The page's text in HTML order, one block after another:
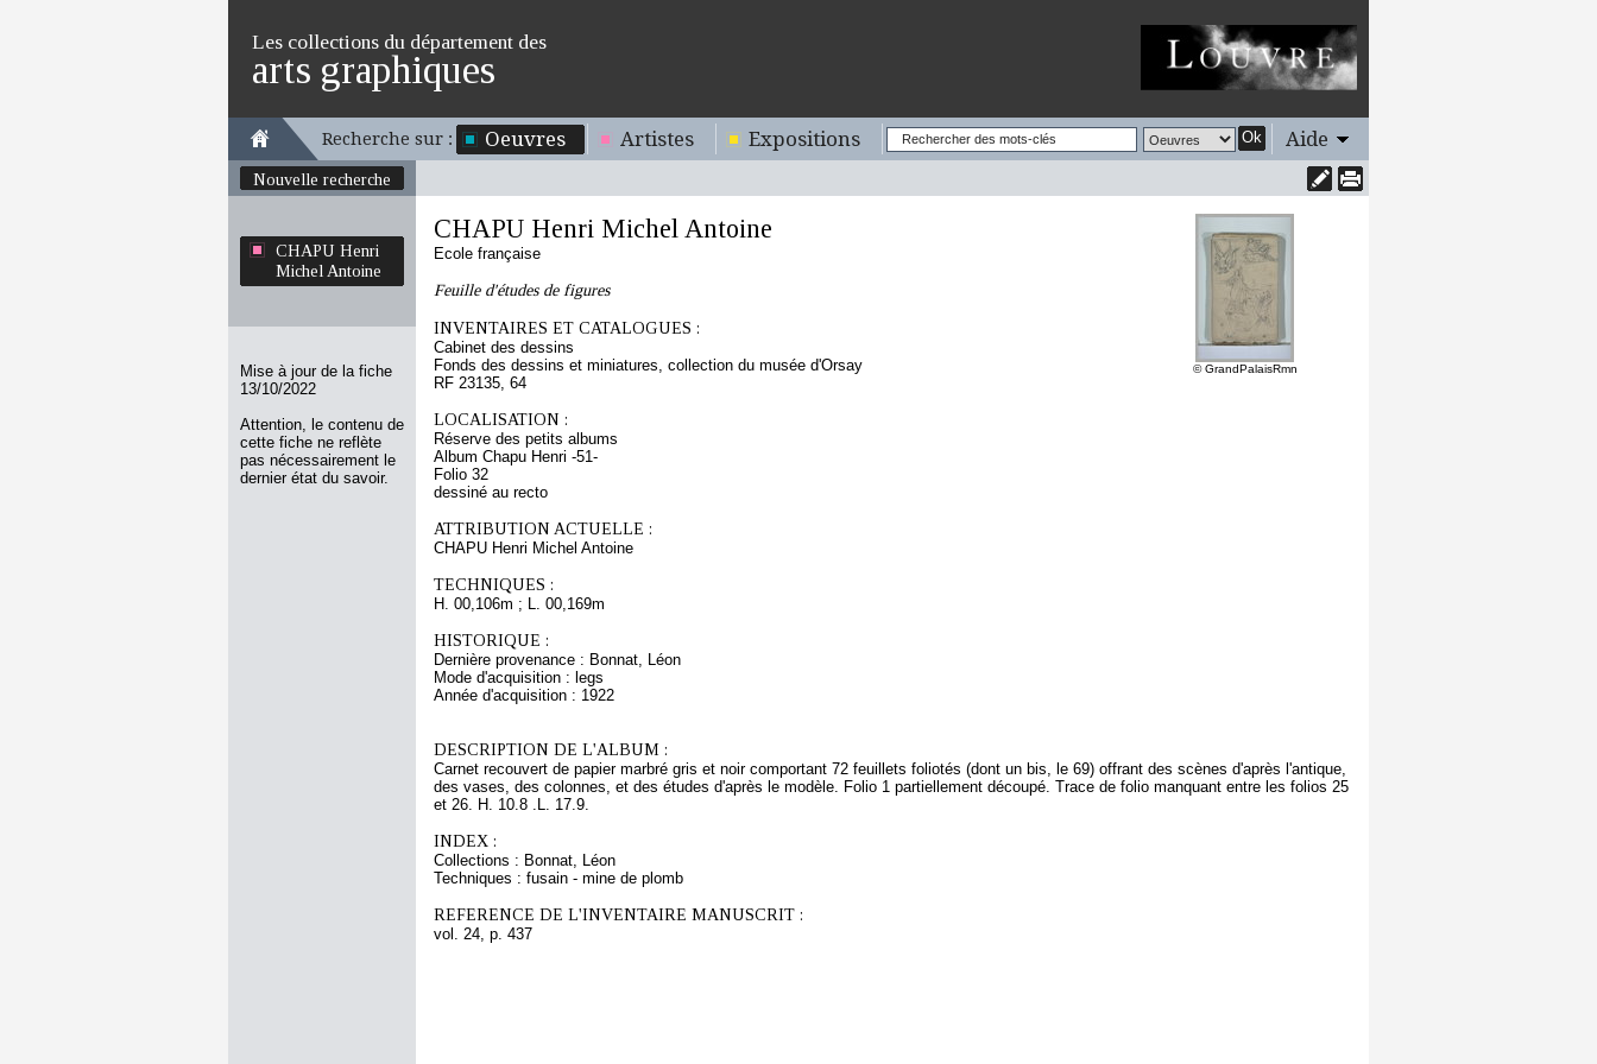
Les collections du département des
arts graphiques
Recherche sur : Oeuvres Artistes Expositions Ok Aide
Nouvelle recherche
CHAPU Henri
Michel Antoine
Mise à jour de la fiche
13/10/2022
Attention, le contenu de
cette fiche ne reflète
pas nécessairement le
dernier état du savoir.
© GrandPalaisRmn
CHAPU Henri Michel Antoine
Ecole française
Feuille d'études de figures
INVENTAIRES ET CATALOGUES :
Cabinet des dessins
Fonds des dessins et miniatures, collection du musée d'Orsay
RF 23135, 64
LOCALISATION :
Réserve des petits albums
Album Chapu Henri -51-
Folio 32
dessiné au recto
ATTRIBUTION ACTUELLE :
CHAPU Henri Michel Antoine
TECHNIQUES :
H. 00,106m ; L. 00,169m
HISTORIQUE :
Dernière provenance : Bonnat, Léon
Mode d'acquisition : legs
Année d'acquisition : 1922
DESCRIPTION DE L'ALBUM :
Carnet recouvert de papier marbré gris et noir comportant 72 feuillets foliotés (dont un bis, le 69) offrant des scènes d'après l'antique,
des vases, des colonnes, et des études d'après le modèle. Folio 1 partiellement découpé. Trace de folio manquant entre les folios 25
et 26. H. 10.8 .L. 17.9.
INDEX :
Collections : Bonnat, Léon
Techniques : fusain - mine de plomb
REFERENCE DE L'INVENTAIRE MANUSCRIT :
vol. 24, p. 437